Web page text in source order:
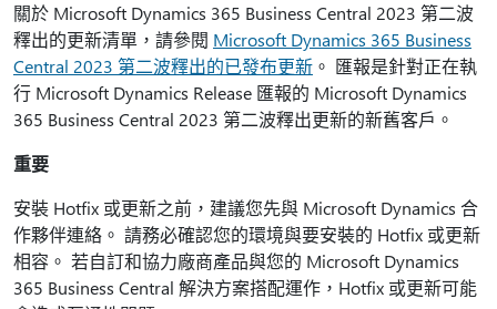
關於 Microsoft Dynamics 365 Business Central 2023 第二波
釋出的更新清單，請參閱 Microsoft Dynamics 365 Business
Central 2023 第二波釋出的已發布更新 。 匯報是針對正在執
行 Microsoft Dynamics Release 匯報的 Microsoft Dynamics
365 Business Central 2023 第二波釋出更新的新舊客戶。
重要
安裝 Hotfix 或更新之前，建議您先與 Microsoft Dynamics 合
作夥伴連絡。 請務必確認您的環境與要安裝的 Hotfix 或更新
相容。 若自訂和協力廠商產品與您的 Microsoft Dynamics
365 Business Central 解決方案搭配運作，Hotfix 或更新可能